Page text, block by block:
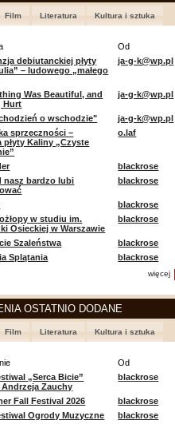
Film Literatura Kultura i sztuka
Od
debiutanckiej płyty
– ludowego „małego
ja-g-k@wp.pl
Was Beautiful, and
Hurt
ja-g-k@wp.pl
o wschodzie"
ja-g-k@wp.pl
sprzeczności –
płyty Kaliny „Czyste
o.laf
blackrose
nasz bardzo lubi
blackrose
blackrose
w studiu im.
Osieckiej w Warszawie
blackrose
Szaleństwa
blackrose
Splątania blackrose
więcej
OSTATNIO DODANE
Film Literatura Kultura i sztuka
Od
„Serca Bicie”
Andrzeja Zauchy
blackrose
Fall Festival 2026
blackrose
Ogrody Muzyczne
blackrose